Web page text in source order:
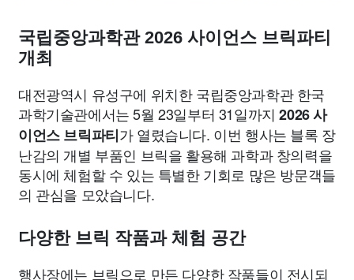
국립중앙과학관 2026 사이언스 브릭파티
개최
대전광역시 유성구에 위치한 국립중앙과학관 한국
과학기술관에서는 5월 23일부터 31일까지2026 사
이언스 브릭파티가 열렸습니다. 이번 행사는 블록 장
난감의 개별 부품인 브릭을 활용해 과학과 창의력을
동시에 체험할 수 있는 특별한 기회로 많은 방문객들
의 관심을 모았습니다.
다양한 브릭 작품과 체험 공간
행사장에는 브릭으로 만든 다양한 작품들이 전시되